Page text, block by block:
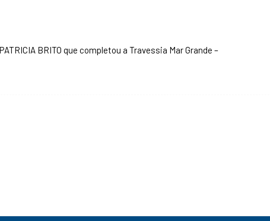
BRITO que completou a Travessia Mar Grande –